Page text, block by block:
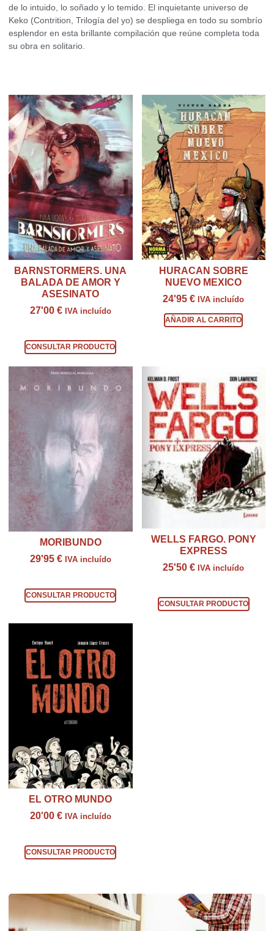
de lo intuido, lo soñado y lo temido. El inquietante universo de
Keko (Contrition, Trilogía del yo) se despliega en todo su sombrío
esplendor en esta brillante compilación que reúne completa toda
su obra en solitario.
BARNSTORMERS. UNA
BALADA DE AMOR Y
ASESINATO
27'00 € IVA incluído
CONSULTAR PRODUCTO
HURACAN SOBRE
NUEVO MEXICO
24'95€ IVA incluído
AÑADIR AL CARRITO
MORIBUNDO
29'95 € IVA incluído
CONSULTAR PRODUCTO
WELLS FARGO. PONY
EXPRESS
25'50€ IVA incluído
CONSULTAR PRODUCTO
EL OTRO MUNDO
20'00 € IVA incluído
CONSULTAR PRODUCTO